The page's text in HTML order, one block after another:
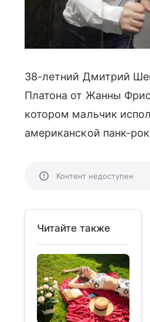
38-летний Дмитрий
Платона от Жанны
котором мальчик
американской панк-
Контент недоступен
Читайте также